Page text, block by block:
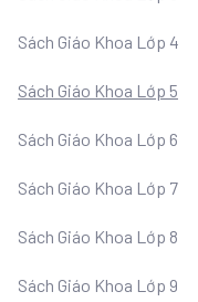
Sách Giáo Khoa Lớp 4
Sách Giáo Khoa Lớp 5
Sách Giáo Khoa Lớp 6
Sách Giáo Khoa Lớp 7
Sách Giáo Khoa Lớp 8
Sách Giáo Khoa Lớp 9